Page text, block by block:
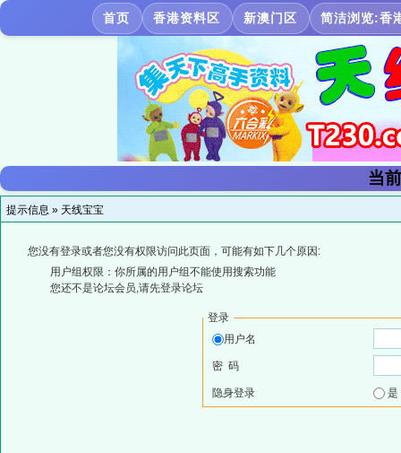
首页 香港资料区 新澳门区 简洁浏览:香
当
提示信息 » 天线宝宝
您没有登录或者您没有权限访问此页面，可能有如下几个原因:
用户组权限：你所属的用户组不能使用搜索功能
您还不是论坛会员,请先登录论坛
登录
用户名
密 码
隐身登录